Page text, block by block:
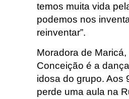
temos muita vida
podemos nos
reinventar”.
Moradora de
Conceição é a
idosa do grupo. Aos
perde uma aula na